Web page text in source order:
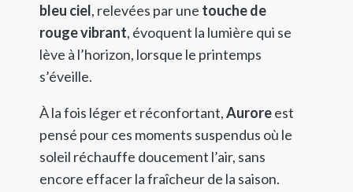
bleu ciel, relevées par une touche de
rouge vibrant, évoquent la lumière qui se
lève à l’horizon, lorsque le printemps
s’éveille.
À la fois léger et réconfortant,Auroreest
pensé pour ces moments suspendus où le
soleil réchauffe doucement l’air, sans
encore effacer la fraîcheur de la saison.